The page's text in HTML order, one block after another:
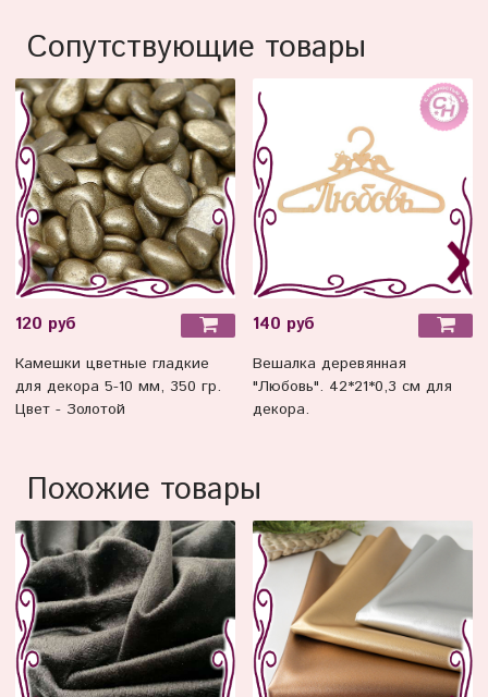
Сопутствующие товары
120 руб
Камешки цветные гладкие
для декора 5-10 мм, 350 гр.
Цвет - Золотой
140 руб
Вешалка деревянная
"Любовь". 42*21*0,3 см для
декора.
Похожие товары